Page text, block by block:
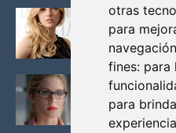
otras
para
fines: para
para
KATHERYN
VIKINGOS
Junio 14, 2013
FELICITY (EMILY
MAS BONITAS
Noviembre 30, 2013